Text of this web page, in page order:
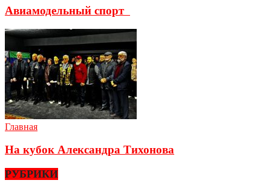
Авиамодельный спорт
Главная
На кубок Александра Тихонова
РУБРИКИ